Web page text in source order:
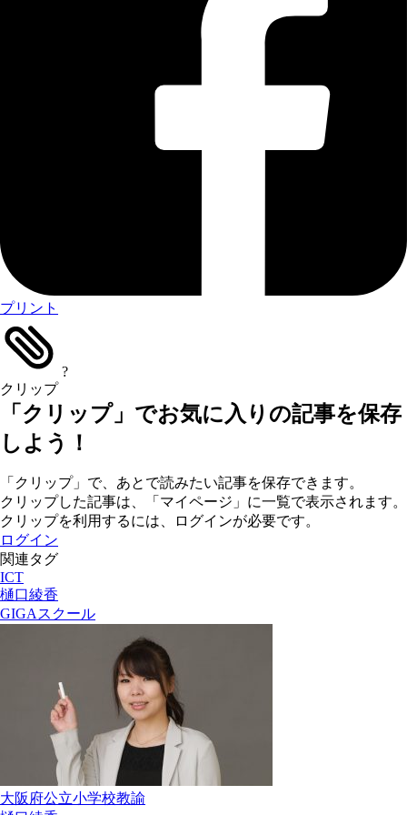
プリント
クリップ
?
「クリップ」でお気に入りの記事を保存
しよう！
「クリップ」で、あとで読みたい記事を保存できます。
クリップした記事は、「マイページ」に一覧で表示されます。
クリップを利用するには、ログインが必要です。
ログイン
関連タグ
ICT
樋口綾香
GIGAスクール
大阪府公立小学校教諭